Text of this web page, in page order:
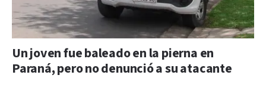
Un joven fue baleado en la pierna en
Paraná, pero no denunció a su atacante